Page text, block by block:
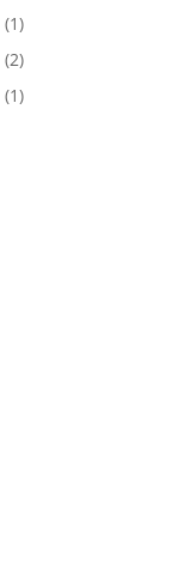
(1)
(2)
(1)